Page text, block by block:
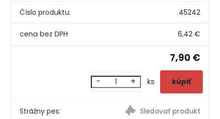
Číslo produktu: 45242
6,42 €
7,90 €
Strážny pes:
- + ks